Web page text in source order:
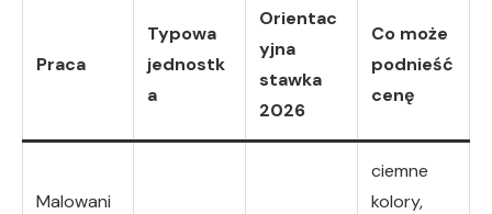
Praca
Typowa
jednostk
a
Orientac
yjna
stawka
2026
Co może
podnieść
cenę
Malowani
ciemne
kolory,